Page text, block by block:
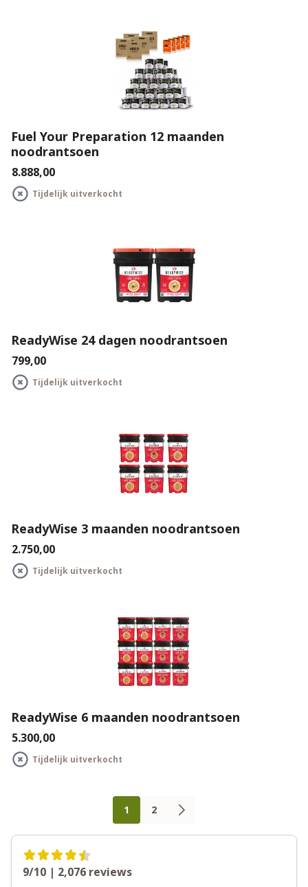
Fuel Your Preparation 12 maanden
noodrantsoen
€8.888,00
Tijdelijk uitverkocht
ReadyWise 24 dagen noodrantsoen
€799,00
Tijdelijk uitverkocht
ReadyWise 3 maanden noodrantsoen
€2.750,00
Tijdelijk uitverkocht
ReadyWise 6 maanden noodrantsoen
€5.300,00
Tijdelijk uitverkocht
Pagina
U lees momenteel pagina
1 Pagina
2 Pagina
9/10 | 2,076 reviews